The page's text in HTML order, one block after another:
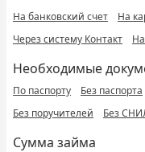
На банковский счет
На
Через систему Контакт
Необходимые
По паспорту Без паспорта
Без поручителей
Без
Сумма займа